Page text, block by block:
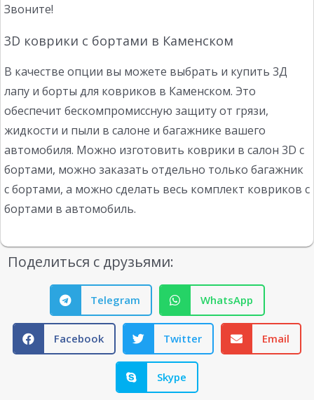
Звоните!
3D коврики с бортами в Каменском
В качестве опции вы можете выбрать и купить 3Д
лапу и борты для ковриков в Каменском. Это
обеспечит бескомпромиссную защиту от грязи,
жидкости и пыли в салоне и багажнике вашего
автомобиля. Можно изготовить коврики в салон 3D с
бортами, можно заказать отдельно только багажник
с бортами, а можно сделать весь комплект ковриков с
бортами в автомобиль.
Поделиться с друзьями:
Telegram WhatsApp
Facebook Twitter Email
Skype